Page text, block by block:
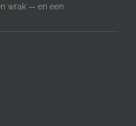
wrak — en een